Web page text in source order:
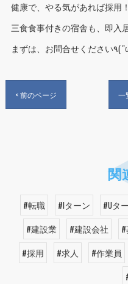
健康で、やる気があれば採用
三食食事付きの宿舎も、即入
< 前のページ 一
関
#転職 #Iターン #Uタ
#建設業
#建設会社
#採用
#求人 #作業員